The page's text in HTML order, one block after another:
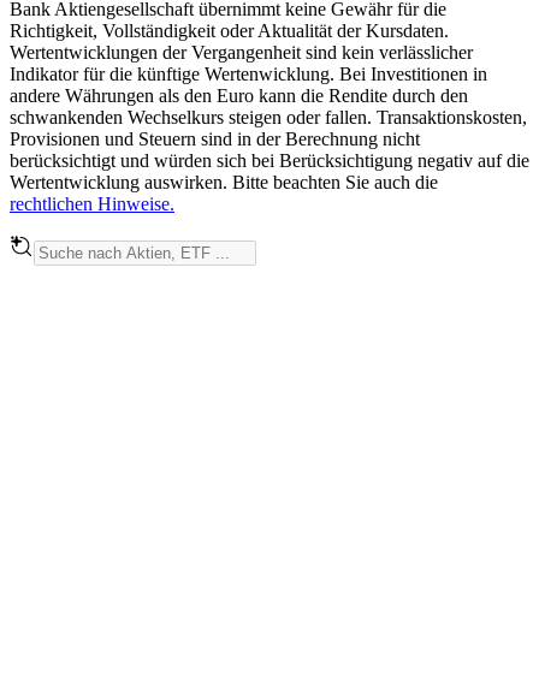
Bank Aktiengesellschaft übernimmt keine Gewähr für die
Richtigkeit, Vollständigkeit oder Aktualität der Kursdaten.
Wertentwicklungen der Vergangenheit sind kein verlässlicher
Indikator für die künftige Wertenwicklung. Bei Investitionen in
andere Währungen als den Euro kann die Rendite durch den
schwankenden Wechselkurs steigen oder fallen. Transaktionskosten,
Provisionen und Steuern sind in der Berechnung nicht
berücksichtigt und würden sich bei Berücksichtigung negativ auf die
Wertentwicklung auswirken. Bitte beachten Sie auch die
rechtlichen Hinweise.